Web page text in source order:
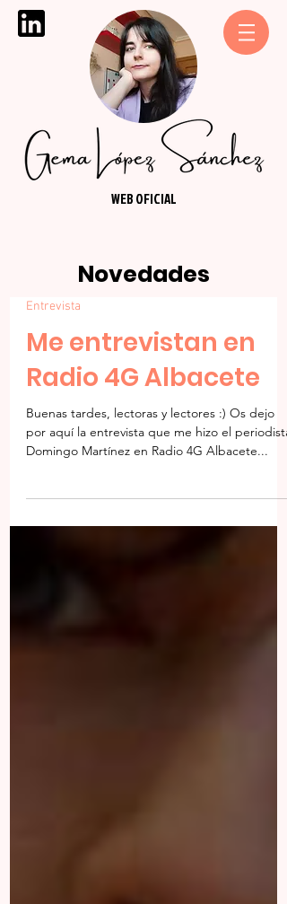
WEB OFICIAL
Novedades
Entrevista
Me entrevistan en
Radio 4G Albacete
Buenas tardes, lectoras y lectores :) Os dejo
por aquí la entrevista que me hizo el periodista
Domingo Martínez en Radio 4G Albacete...